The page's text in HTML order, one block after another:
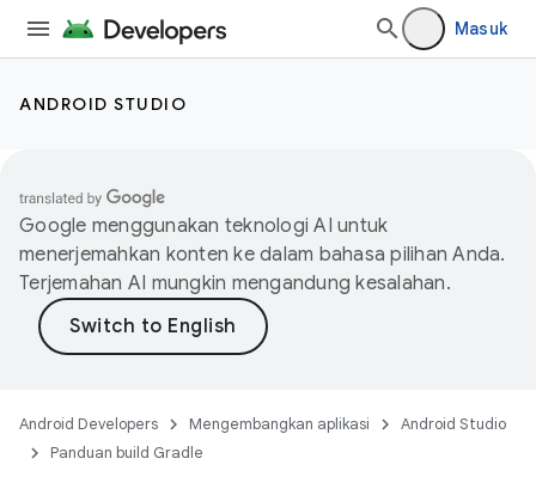
Masuk
ANDROID STUDIO
Google menggunakan teknologi AI untuk
menerjemahkan konten ke dalam bahasa pilihan Anda.
Terjemahan AI mungkin mengandung kesalahan.
Android Developers Mengembangkan aplikasi
Android Studio
Panduan build Gradle